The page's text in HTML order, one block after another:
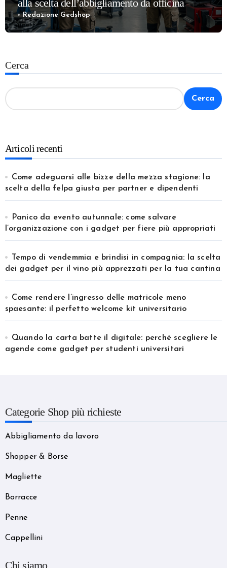
alla scelta dell’abbigliamento da officina
meccanica più confortevole e sicuro
Redazione Gedshop
Cerca
Cerca
Articoli recenti
Come adeguarsi alle bizze della mezza stagione: la
scelta della felpa giusta per partner e dipendenti
Panico da evento autunnale: come salvare
l’organizzazione con i gadget per fiere più appropriati
Tempo di vendemmia e brindisi in compagnia: la scelta
dei gadget per il vino più apprezzati per la tua cantina
Come rendere l’ingresso delle matricole meno
spaesante: il perfetto welcome kit universitario
Quando la carta batte il digitale: perché scegliere le
agende come gadget per studenti universitari
Categorie Shop più richieste
Abbigliamento da lavoro
Shopper & Borse
Magliette
Borracce
Penne
Cappellini
Chi siamo